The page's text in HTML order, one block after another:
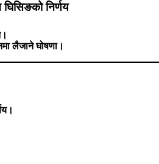
निर्णय
लैजाने घोषणा।